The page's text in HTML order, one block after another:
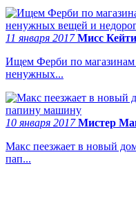
11 января 2017Мисс Кейти
Ищем Ферби по магазинам
ненужных...
10 января 2017Мистер
Макс пеезжает в новый
пап...